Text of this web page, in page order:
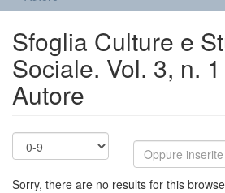
Sfoglia Culture e
Sociale. Vol. 3, n.
Autore
Sorry, there are no results for this